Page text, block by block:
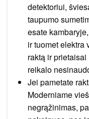
detektoriui,
taupumo
esate
ir tuomet elektra
raktą ir
reikalo
Jei pametate
Moderniame
negrąžinimas,